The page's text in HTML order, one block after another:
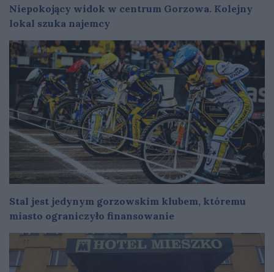
Niepokojący widok w centrum Gorzowa. Kolejny
lokal szuka najemcy
Stal jest jedynym gorzowskim klubem, któremu
miasto ograniczyło finansowanie